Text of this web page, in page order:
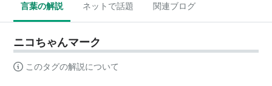
言葉の解説 ネットで話題 関連ブログ
ニコちゃんマーク
このタグの解説について